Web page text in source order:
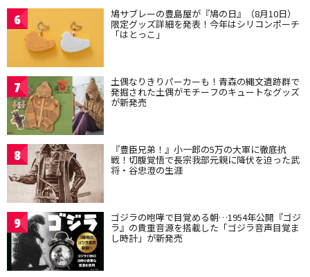
6 鳩サブレーの豊島屋が『鳩の日』（8月10日）
限定グッズ詳細を発表！今年はシリコンポーチ
「はとっこ」
7 土偶なりきりパーカーも！青森の縄文遺跡群で
発掘された土偶がモチーフのキュートなグッズ
が新発売
8 『豊臣兄弟！』小一郎の5万の大軍に徹底抗
戦！切腹覚悟で長宗我部元親に降伏を迫った武
将・谷忠澄の生涯
9 ゴジラの咆哮で目覚める朝…1954年公開『ゴジ
ラ』の貴重音源を搭載した「ゴジラ音声目覚ま
し時計」が新発売